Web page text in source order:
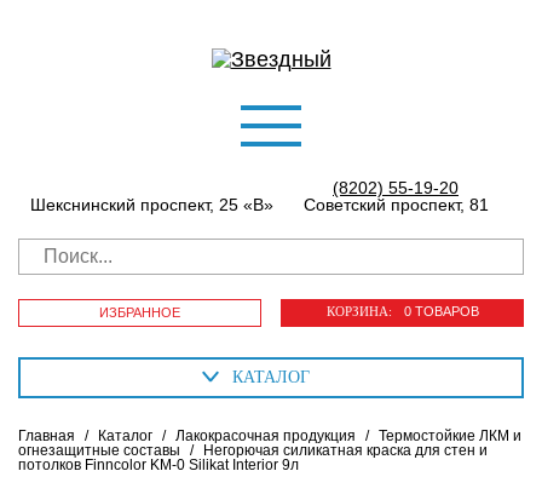
Шекснинский проспект, 25 «В»
(8202) 55-19-20
Советский проспект, 81
ИЗБРАННОЕ КОРЗИНА: 0 ТОВАРОВ
КАТАЛОГ
Главная / Каталог / Лакокрасочная продукция / Термостойкие ЛКМ и
огнезащитные составы
/
Негорючая силикатная краска для стен и
потолков Finncolor KM-0 Silikat Interior 9л